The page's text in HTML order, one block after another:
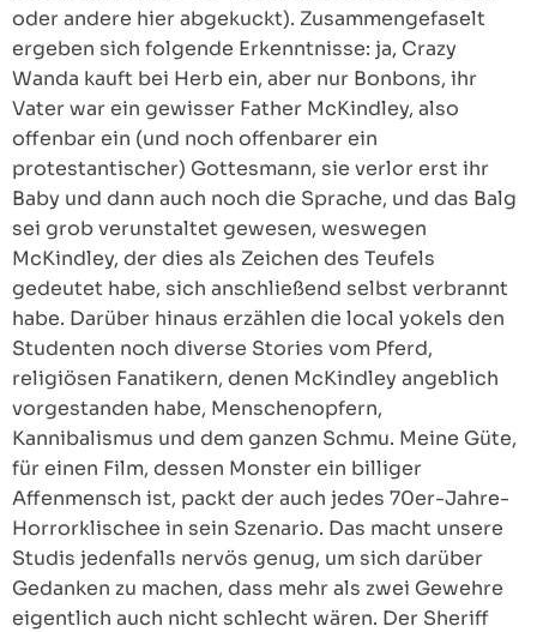
oder andere hier abgekuckt). Zusammengefaselt
ergeben sich folgende Erkenntnisse: ja, Crazy
Wanda kauft bei Herb ein, aber nur Bonbons, ihr
Vater war ein gewisser Father McKindley, also
offenbar ein (und noch offenbarer ein
protestantischer) Gottesmann, sie verlor erst ihr
Baby und dann auch noch die Sprache, und das Balg
sei grob verunstaltet gewesen, weswegen
McKindley, der dies als Zeichen des Teufels
gedeutet habe, sich anschließend selbst verbrannt
habe. Darüber hinaus erzählen die local yokels den
Studenten noch diverse Stories vom Pferd,
religiösen Fanatikern, denen McKindley angeblich
vorgestanden habe, Menschenopfern,
Kannibalismus und dem ganzen Schmu. Meine Güte,
für einen Film, dessen Monster ein billiger
Affenmensch ist, packt der auch jedes 70er-Jahre-
Horrorklischee in sein Szenario. Das macht unsere
Studis jedenfalls nervös genug, um sich darüber
Gedanken zu machen, dass mehr als zwei Gewehre
eigentlich auch nicht schlecht wären. Der Sheriff